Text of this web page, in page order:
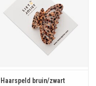
Haarspeld bruin/zwart